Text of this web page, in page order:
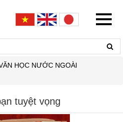
HỌC NƯỚC NGOÀI
tuyệt vọng